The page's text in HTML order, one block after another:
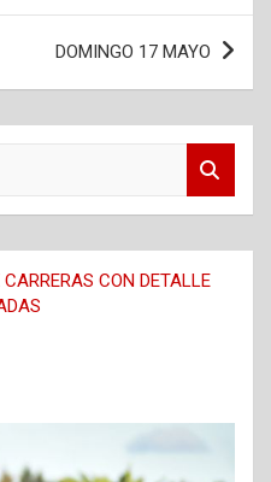
DOMINGO 17 MAYO
CON DETALLE